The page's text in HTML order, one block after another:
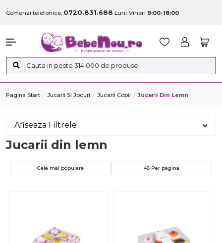
Comenzi telefonice: 0720.831.688 Luni-Vineri 9:00-18:00
Pagina Start Jucarii Si Jocuri Jucarii Copii Jucarii Din Lemn
Afiseaza Filtrele
Jucarii din lemn
Cele mai populare 48 Per pagina